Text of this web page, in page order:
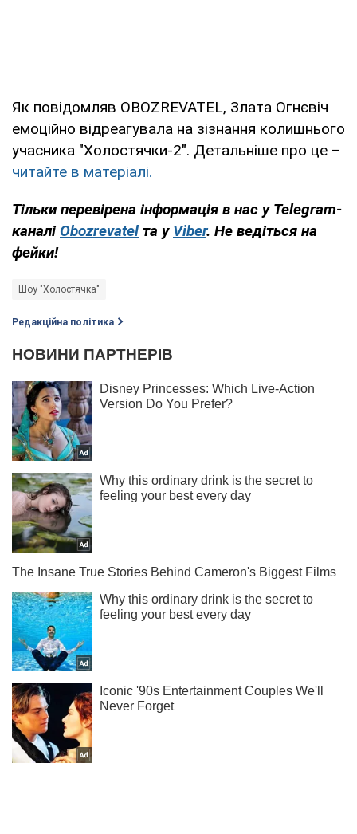
Як повідомляв OBOZREVATEL, Злата Огнєвіч
емоційно відреагувала на зізнання колишнього
учасника "Холостячки-2". Детальніше про це –
читайте в матеріалі.
Тільки перевірена інформація в нас у Telegram-
каналі Obozrevatelта у Viber. Не ведіться на
фейки!
Шоу "Холостячка"
Редакційна політика